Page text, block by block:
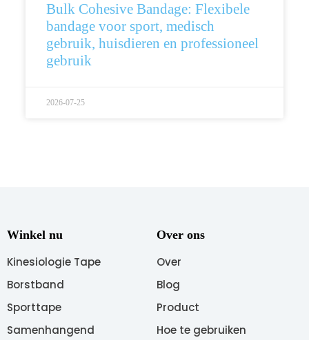
Bulk Cohesive Bandage: Flexibele
bandage voor sport, medisch
gebruik, huisdieren en professioneel
gebruik
2026-07-25
Winkel nu
Kinesiologie Tape
Borstband
Sporttape
Samenhangend
Over ons
Over
Blog
Product
Hoe te gebruiken